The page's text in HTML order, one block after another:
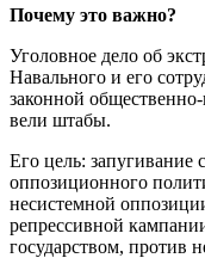
Почему это важно?
Уголовное дело об
Навального и его
законной
вели штабы.
Его цель: запугивание
оппозиционного
несистемной
репрессивной
государством, против